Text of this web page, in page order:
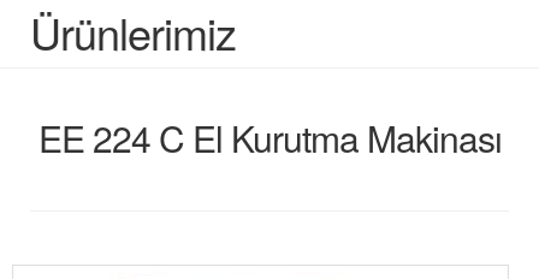
Ürünlerimiz
EE 224 C El Kurutma Makinası